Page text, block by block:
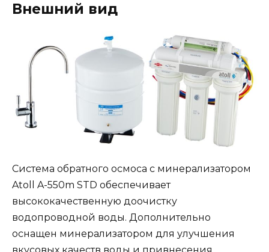
Внешний вид
Система обратного осмоса с минерализатором
Atoll A-550m STD обеспечивает
высококачественную доочистку
водопроводной воды. Дополнительно
оснащен минерализатором для улучшения
вкусовых качеств воды и привнесения